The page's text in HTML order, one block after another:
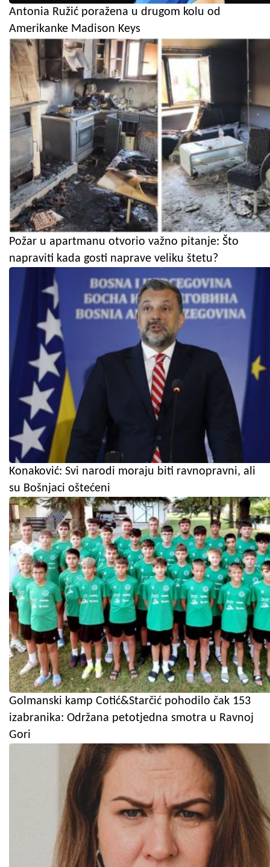
Antonia Ružić poražena u drugom kolu od
Amerikanke Madison Keys
Požar u apartmanu otvorio važno pitanje: Što
napraviti kada gosti naprave veliku štetu?
Konaković: Svi narodi moraju biti ravnopravni, ali
su Bošnjaci oštećeni
Golmanski kamp Cotić&Starčić pohodilo čak 153
izabranika: Održana petotjedna smotra u Ravnoj
Gori